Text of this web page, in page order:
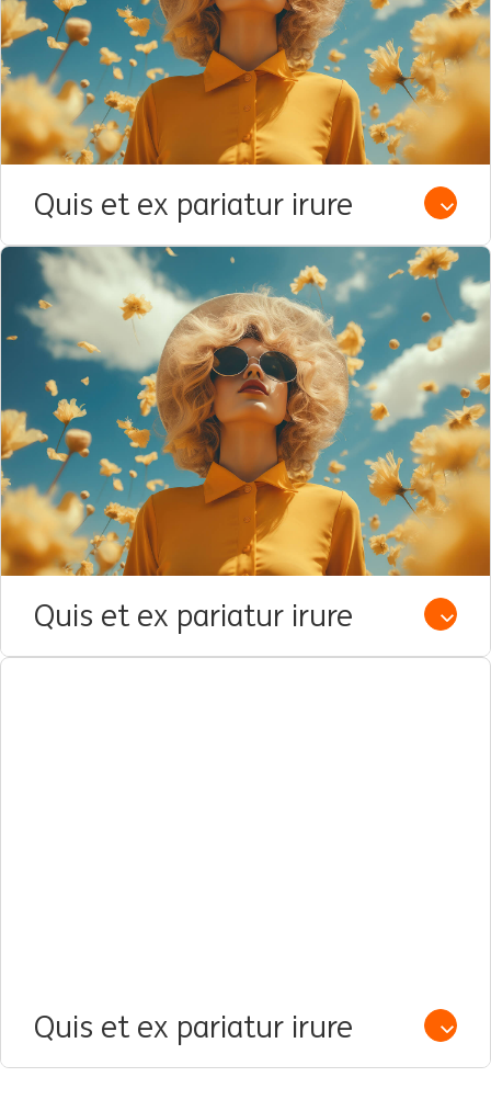
Quis et ex pariatur irure Open
Quis et ex pariatur irure Open
Quis et ex pariatur irure Open